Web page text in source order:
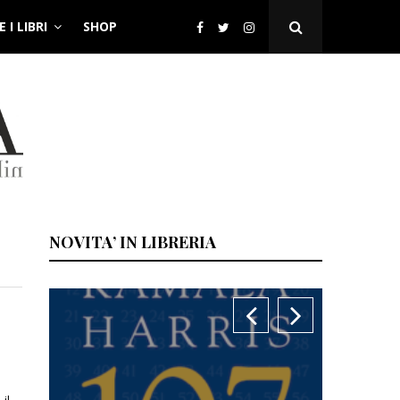
I LIBRI SHOP
Open
Search
NOVITA’ IN LIBRERIA